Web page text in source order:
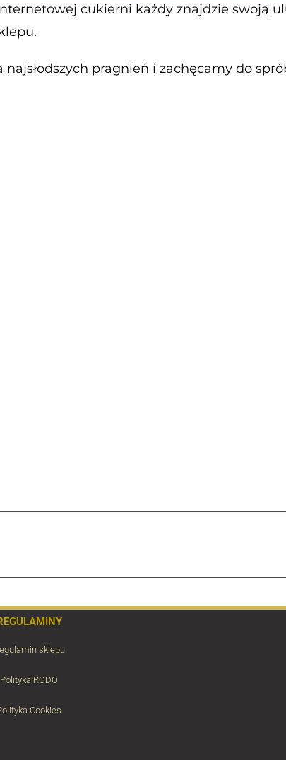
cukierni każdy znajdzie swoją
pragnień i zachęcamy do
sklepu
Polityka RODO
Cookies